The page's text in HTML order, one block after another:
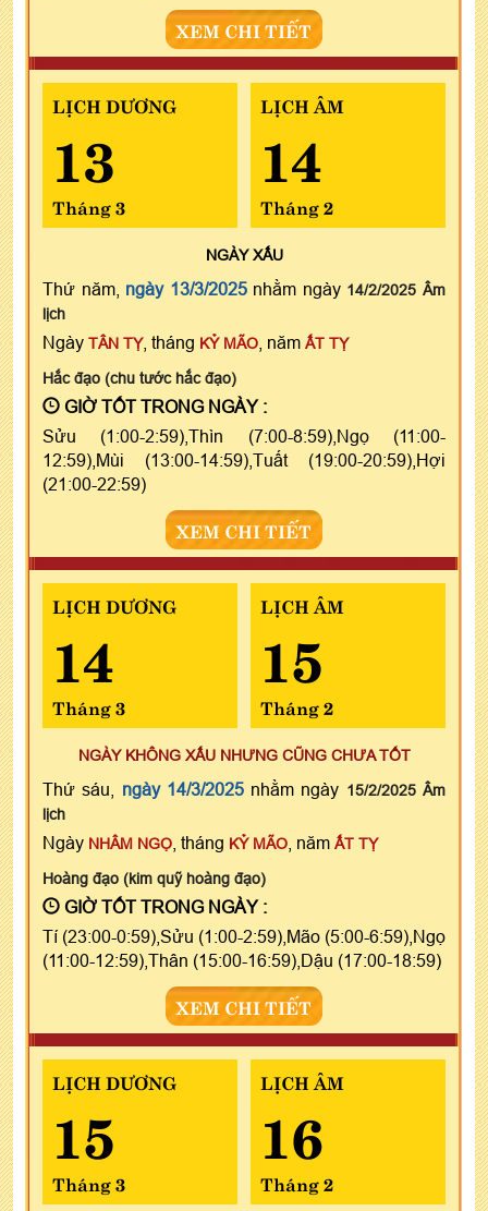
XEM CHI TIẾT
LỊCH DƯƠNG
13
Tháng 3
LỊCH ÂM
14
Tháng 2
NGÀYXẤU
Thứ năm, ngày 13/3/2025nhằm ngày 14/2/2025 Âm
lịch
Ngày TÂN TỴ, tháng KỶ MÃO , năm ẤT TỴ
Hắc đạo (chu tước hắc đạo)
GIỜ TỐT TRONG NGÀY :
Sửu (1:00-2:59),Thìn (7:00-8:59),Ngọ (11:00-
12:59),Mùi (13:00-14:59),Tuất (19:00-20:59),Hợi
(21:00-22:59)
XEM CHI TIẾT
LỊCH DƯƠNG
14
Tháng 3
LỊCH ÂM
15
Tháng 2
NGÀY KHÔNG XẤU NHƯNG CŨNG CHƯA TỐT
Thứ sáu, ngày 14/3/2025nhằm ngày 15/2/2025 Âm
lịch
Ngày NHÂM NGỌ , tháng KỶ MÃO , năm ẤT TỴ
Hoàng đạo (kim quỹ hoàng đạo)
GIỜ TỐT TRONG NGÀY :
Tí (23:00-0:59),Sửu (1:00-2:59),Mão (5:00-6:59),Ngọ
(11:00-12:59),Thân (15:00-16:59),Dậu (17:00-18:59)
XEM CHI TIẾT
LỊCH DƯƠNG
15
Tháng 3
LỊCH ÂM
16
Tháng 2